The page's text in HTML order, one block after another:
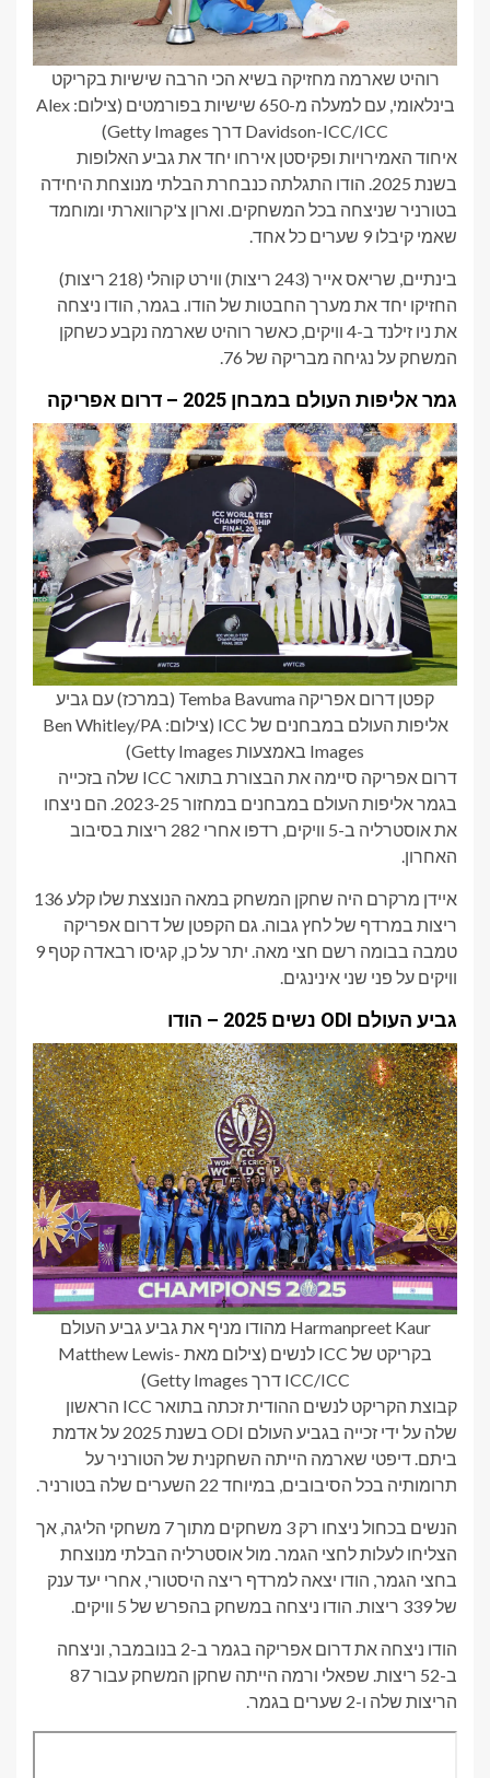
רוהיט שארמה מחזיקה בשיא הכי הרבה שישיות בקריקט
בינלאומי, עם למעלה מ-650 שישיות בפורמטים (צילום: Alex
Davidson-ICC/ICC דרך Getty Images)
איחוד האמירויות ופקיסטן אירחו יחד את גביע האלופות
בשנת 2025. הודו התגלתה כנבחרת הבלתי מנוצחת היחידה
בטורניר שניצחה בכל המשחקים. וארון צ'קרווארתי ומוחמד
שאמי קיבלו 9 שערים כל אחד.
בינתיים, שריאס אייר (243 ריצות) ווירט קוהלי (218 ריצות)
החזיקו יחד את מערך החבטות של הודו. בגמר, הודו ניצחה
את ניו זילנד ב-4 וויקים, כאשר רוהיט שארמה נקבע כשחקן
המשחק על נגיחה מבריקה של 76.
גמר אליפות העולם במבחן 2025 – דרום אפריקה
קפטן דרום אפריקה Temba Bavuma (במרכז) עם גביע
אליפות העולם במבחנים של ICC (צילום: Ben Whitley/PA
Images באמצעות Getty Images)
דרום אפריקה סיימה את הבצורת בתואר ICC שלה בזכייה
בגמר אליפות העולם במבחנים במחזור 2023-25. הם ניצחו
את אוסטרליה ב-5 וויקים, רדפו אחרי 282 ריצות בסיבוב
האחרון.
איידן מרקרם היה שחקן המשחק במאה הנוצצת שלו קלע 136
ריצות במרדף של לחץ גבוה. גם הקפטן של דרום אפריקה
טמבה בבומה רשם חצי מאה. יתר על כן, קגיסו רבאדה קטף 9
וויקים על פני שני אינינגים.
גביע העולם ODI נשים 2025 – הודו
Harmanpreet Kaur מהודו מניף את גביע גביע העולם
בקריקט של ICC לנשים (צילום מאת Matthew Lewis-
ICC/ICC דרך Getty Images)
קבוצת הקריקט לנשים ההודית זכתה בתואר ICC הראשון
שלה על ידי זכייה בגביע העולם ODI בשנת 2025 על אדמת
ביתם. דיפטי שארמה הייתה השחקנית של הטורניר על
תרומותיה בכל הסיבובים, במיוחד 22 השערים שלה בטורניר.
הנשים בכחול ניצחו רק 3 משחקים מתוך 7 משחקי הליגה, אך
הצליחו לעלות לחצי הגמר. מול אוסטרליה הבלתי מנוצחת
בחצי הגמר, הודו יצאה למרדף ריצה היסטורי, אחרי יעד ענק
של 339 ריצות. הודו ניצחה במשחק בהפרש של 5 וויקים.
הודו ניצחה את דרום אפריקה בגמר ב-2 בנובמבר, וניצחה
ב-52 ריצות. שפאלי ורמה הייתה שחקן המשחק עבור 87
הריצות שלה ו-2 שערים בגמר.